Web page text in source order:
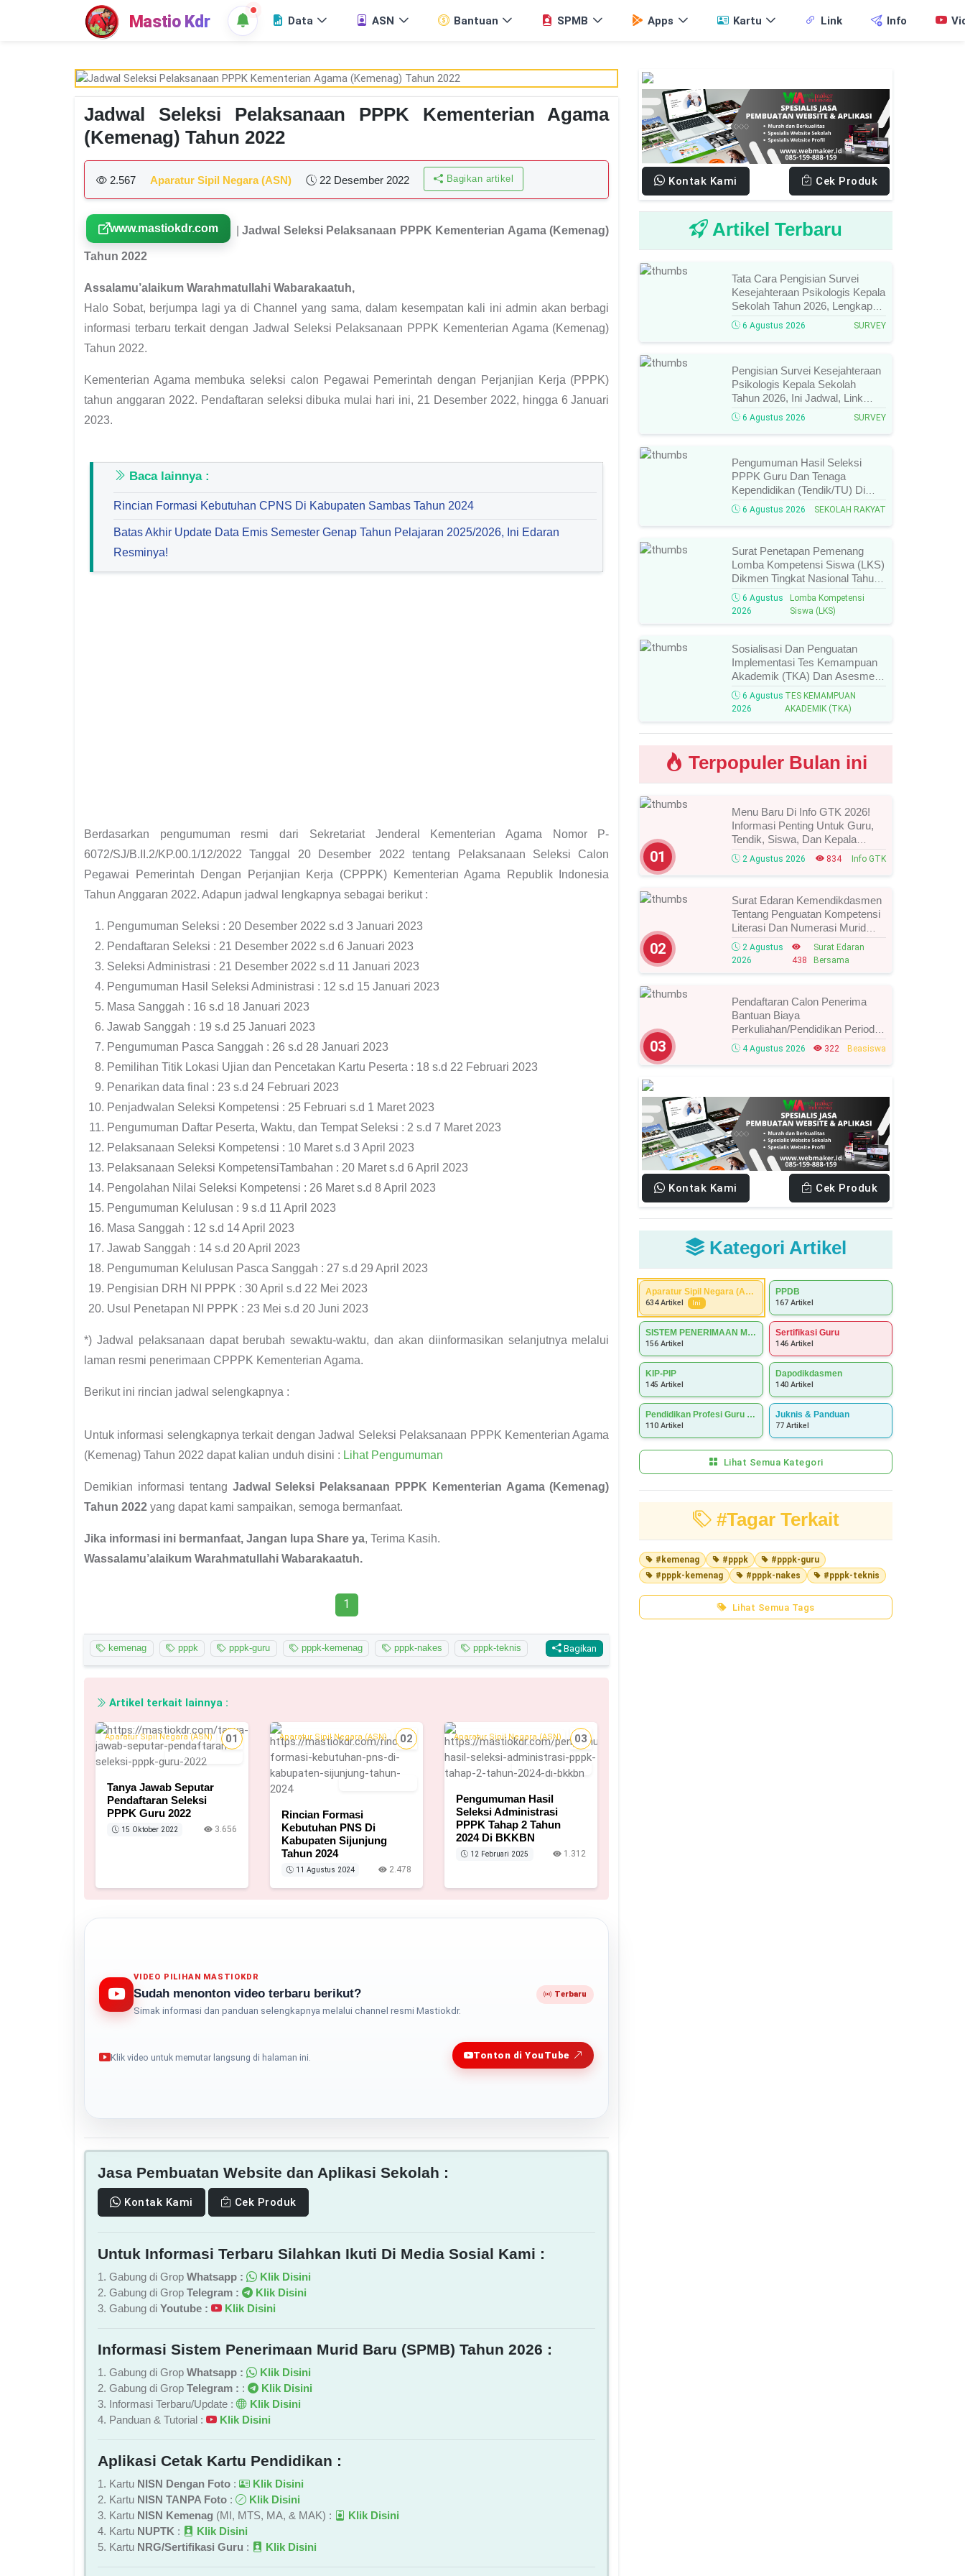
Mastio Kdr Data ASN Bantuan SPMB Apps Kartu Link Info
Jadwal Seleksi Pelaksanaan PPPK Kementerian Agama
(Kemenag) Tahun 2022
2.567 Aparatur Sipil Negara (ASN) 22 Desember 2022 Bagikan artikel
www.mastiokdr.com |Jadwal Seleksi Pelaksanaan PPPK Kementerian Agama (Kemenag)
Tahun 2022
Assalamu’alaikum Warahmatullahi Wabarakaatuh,
Halo Sobat, berjumpa lagi ya di Channel yang sama, dalam kesempatan kali ini admin akan berbagi
informasi terbaru terkait dengan Jadwal Seleksi Pelaksanaan PPPK Kementerian Agama (Kemenag)
Tahun 2022.
Kementerian Agama membuka seleksi calon Pegawai Pemerintah dengan Perjanjian Kerja (PPPK)
tahun anggaran 2022. Pendaftaran seleksi dibuka mulai hari ini, 21 Desember 2022, hingga 6 Januari
2023.
Baca lainnya :
Rincian Formasi Kebutuhan CPNS Di Kabupaten Sambas Tahun 2024
Batas Akhir Update Data Emis Semester Genap Tahun Pelajaran 2025/2026, Ini Edaran
Resminya!
Berdasarkan pengumuman resmi dari Sekretariat Jenderal Kementerian Agama Nomor P-
6072/SJ/B.II.2/KP.00.1/12/2022 Tanggal 20 Desember 2022 tentang Pelaksanaan Seleksi Calon
Pegawai Pemerintah Dengan Perjanjian Kerja (CPPPK) Kementerian Agama Republik Indonesia
Tahun Anggaran 2022. Adapun jadwal lengkapnya sebagai berikut :
Pengumuman Seleksi : 20 Desember 2022 s.d 3 Januari 2023
Pendaftaran Seleksi : 21 Desember 2022 s.d 6 Januari 2023
Seleksi Administrasi : 21 Desember 2022 s.d 11 Januari 2023
Pengumuman Hasil Seleksi Administrasi : 12 s.d 15 Januari 2023
Masa Sanggah : 16 s.d 18 Januari 2023
Jawab Sanggah : 19 s.d 25 Januari 2023
Pengumuman Pasca Sanggah : 26 s.d 28 Januari 2023
Pemilihan Titik Lokasi Ujian dan Pencetakan Kartu Peserta : 18 s.d 22 Februari 2023
Penarikan data final : 23 s.d 24 Februari 2023
Penjadwalan Seleksi Kompetensi : 25 Februari s.d 1 Maret 2023
Pengumuman Daftar Peserta, Waktu, dan Tempat Seleksi : 2 s.d 7 Maret 2023
Pelaksanaan Seleksi Kompetensi : 10 Maret s.d 3 April 2023
Pelaksanaan Seleksi KompetensiTambahan : 20 Maret s.d 6 April 2023
Pengolahan Nilai Seleksi Kompetensi : 26 Maret s.d 8 April 2023
Pengumuman Kelulusan : 9 s.d 11 April 2023
Masa Sanggah : 12 s.d 14 April 2023
Jawab Sanggah : 14 s.d 20 April 2023
Pengumuman Kelulusan Pasca Sanggah : 27 s.d 29 April 2023
Pengisian DRH NI PPPK : 30 April s.d 22 Mei 2023
Usul Penetapan NI PPPK : 23 Mei s.d 20 Juni 2023
*) Jadwal pelaksanaan dapat berubah sewaktu-waktu, dan akan diinformasikan selanjutnya melalui
laman resmi penerimaan CPPPK Kementerian Agama.
Berikut ini rincian jadwal selengkapnya :
Untuk informasi selengkapnya terkait dengan Jadwal Seleksi Pelaksanaan PPPK Kementerian Agama
(Kemenag) Tahun 2022 dapat kalian unduh disini : Lihat Pengumuman
Demikian informasi tentang Jadwal Seleksi Pelaksanaan PPPK Kementerian Agama (Kemenag)
Tahun 2022 yang dapat kami sampaikan, semoga bermanfaat.
Jika informasi ini bermanfaat, Jangan lupa Share ya, Terima Kasih.
Wassalamu’alaikum Warahmatullahi Wabarakaatuh.
1
kemenag pppk pppk-guru pppk-kemenag pppk-nakes pppk-teknis Bagikan
Artikel terkait lainnya :
15 Oktober 2022
01
Aparatur Sipil Negara (ASN)
Tanya Jawab Seputar
Pendaftaran Seleksi
PPPK Guru 2022
15 Oktober 2022 3.656
02
Aparatur Sipil Negara (ASN)
Rincian Formasi
Kebutuhan PNS Di
Kabupaten Sijunjung
Tahun 2024
11 Agustus 2024 2.478
12 Februari 2025
03
Aparatur Sipil Negara (ASN)
Pengumuman Hasil
Seleksi Administrasi
PPPK Tahap 2 Tahun
2024 Di BKKBN
12 Februari 2025 1.312
VIDEO PILIHAN MASTIOKDR
Sudah menonton video terbaru berikut?
Simak informasi dan panduan selengkapnya melalui channel resmi Mastiokdr.
Terbaru
Klik video untuk memutar langsung di halaman ini. Tonton di YouTube
Jasa Pembuatan Website dan Aplikasi Sekolah :
Kontak Kami Cek Produk
Untuk Informasi Terbaru Silahkan Ikuti Di Media Sosial Kami :
1. Gabung di Grop Whatsapp :
Klik Disini
2. Gabung di Grop Telegram :
Klik Disini
3. Gabung di Youtube : Klik Disini
Informasi Sistem Penerimaan Murid Baru (SPMB) Tahun 2026 :
1. Gabung di Grop Whatsapp :
Klik Disini
2. Gabung di Grop Telegram : :
Klik Disini
3. Informasi Terbaru/Update :
Klik Disini
4. Panduan & Tutorial :
Klik Disini
Aplikasi Cetak Kartu Pendidikan :
1. Kartu NISN Dengan Foto :
Klik Disini
2. Kartu NISN TANPA Foto :
Klik Disini
3. Kartu NISN Kemenag (MI, MTS, MA, & MAK) :
Klik Disini
4. Kartu NUPTK :
Klik Disini
5. Kartu NRG/Sertifikasi Guru : Klik Disini
Kontak Kami Cek Produk
Artikel Terbaru
Tata Cara Pengisian Survei
Kesejahteraan Psikologis Kepala
Sekolah Tahun 2026, Lengkap
Link Resmi, Jadwal, Panduan,
Dan Hal Yang Wajib
Diperhatikan!
6 Agustus 2026 SURVEY
Pengisian Survei Kesejahteraan
Psikologis Kepala Sekolah
Tahun 2026, Ini Jadwal, Link
Resmi, Cara Pengisian, Dan
Ketentuan Lengkapnya!
6 Agustus 2026 SURVEY
Pengumuman Hasil Seleksi
PPPK Guru Dan Tenaga
Kependidikan (Tendik/TU) Di
Sekolah Rakyat Tahun 2026
Lingkungan Kementerian Sosial
RI, Ini Daftar Nama Peserta
Yang Lolos!
6 Agustus 2026 SEKOLAH RAKYAT
Surat Penetapan Pemenang
Lomba Kompetensi Siswa (LKS)
Dikmen Tingkat Nasional Tahun
2026 Resmi Terbit, Ini Daftar
Lengkap Nama Juara Dan
6 Agustus
2026
Lomba Kompetensi
Siswa (LKS)
Sosialisasi Dan Penguatan
Implementasi Tes Kemampuan
Akademik (TKA) Dan Asesmen
Nasional (AN) Jenjang SMK
Tahun 2026, Ini Jadwal, Materi,
Dan Link Mengikutinya!
6 Agustus
2026
TES KEMAMPUAN
AKADEMIK (TKA)
Terpopuler Bulan ini
01
Menu Baru Di Info GTK 2026!
Informasi Penting Untuk Guru,
Tendik, Siswa, Dan Kepala
Sekolah, Segera Cek Ini Batas
Waktunya!
2 Agustus 2026 834 Info GTK
02
Surat Edaran Kemendikdasmen
Tentang Penguatan Kompetensi
Literasi Dan Numerasi Murid
Tahun 2026, Ini Strategi Dan
Alurnya
2 Agustus
2026
438
Surat Edaran
Bersama
03
Pendaftaran Calon Penerima
Bantuan Biaya
Perkuliahan/Pendidikan Periode
Agustus 2026 Resmi Dibuka,
Simak Syarat Dan Jadwal
Lengkapnya
4 Agustus 2026 322 Beasiswa
Kontak Kami Cek Produk
Kategori Artikel
Aparatur Sipil Negara (ASN)
634 Artikel Ini
PPDB
167 Artikel
SISTEM PENERIMAAN MURID BARU (SPMB)
156 Artikel
Sertifikasi Guru
146 Artikel
KIP-PIP
145 Artikel
Dapodikdasmen
140 Artikel
Pendidikan Profesi Guru (PPG)
110 Artikel
Juknis & Panduan
77 Artikel
Lihat Semua Kategori
#Tagar Terkait
#kemenag #pppk
#pppk-guru
#pppk-kemenag
#pppk-nakes #pppk-teknis
Lihat Semua Tags